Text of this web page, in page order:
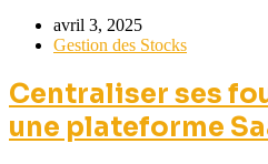
avril 3, 2025
Gestion des Stocks
Centraliser ses
une plateforme